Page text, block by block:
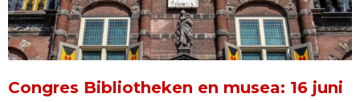
Congres Bibliotheken en musea: 16 juni